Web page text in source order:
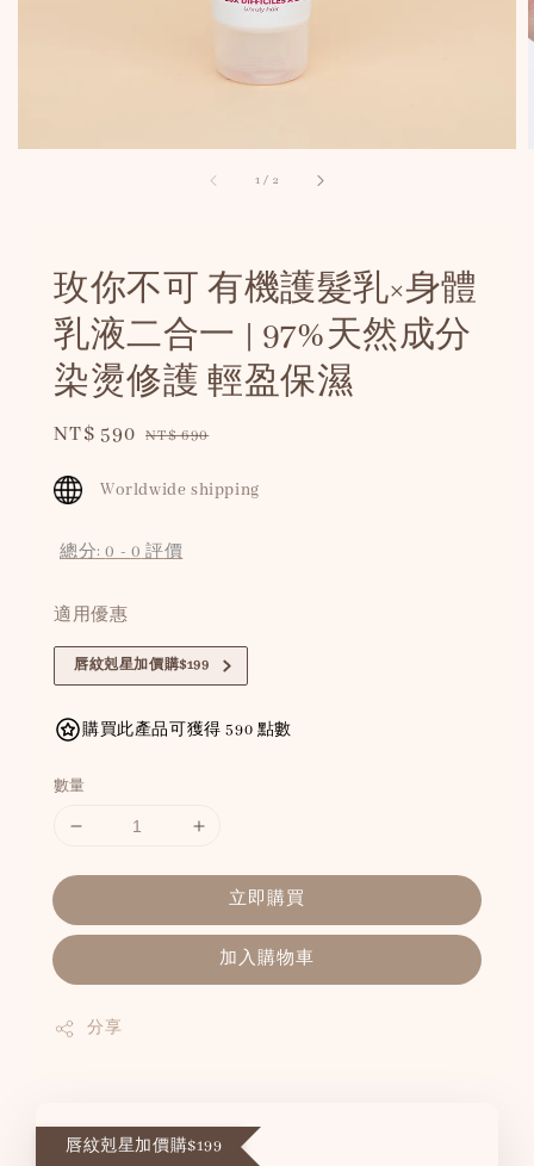
1 / 2
玫你不可 有機護髮乳×身體
乳液二合一 | 97%天然成分
染燙修護 輕盈保濕
Sale
NT$ 590 Regular
NT$ 690
Worldwide shipping
總分:0 - 0 評價
適用優惠
唇紋剋星加價購$199
購買此產品可獲得 590 點數
數量
立即購買
加入購物車
分享
唇紋剋星加價購$199